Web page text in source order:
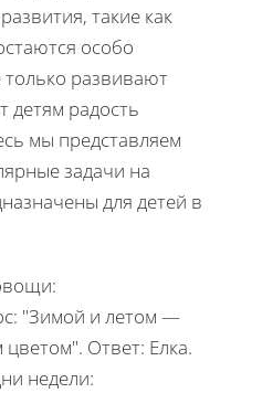
такие как
особо
развивают
детям радость
мы представляем
задачи на
для детей в
"Зимой и летом —
цветом". Ответ: Елка.
недели: